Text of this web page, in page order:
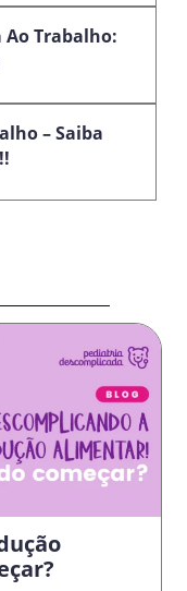
Trabalho:
– Saiba